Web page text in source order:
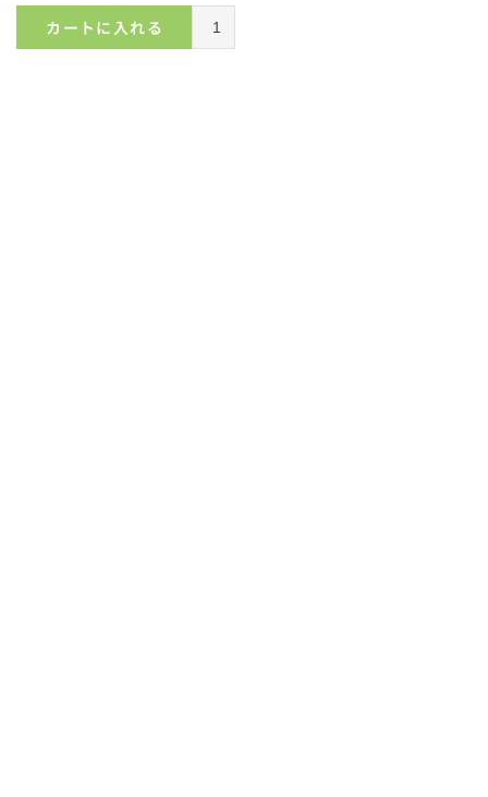
カートに入れる